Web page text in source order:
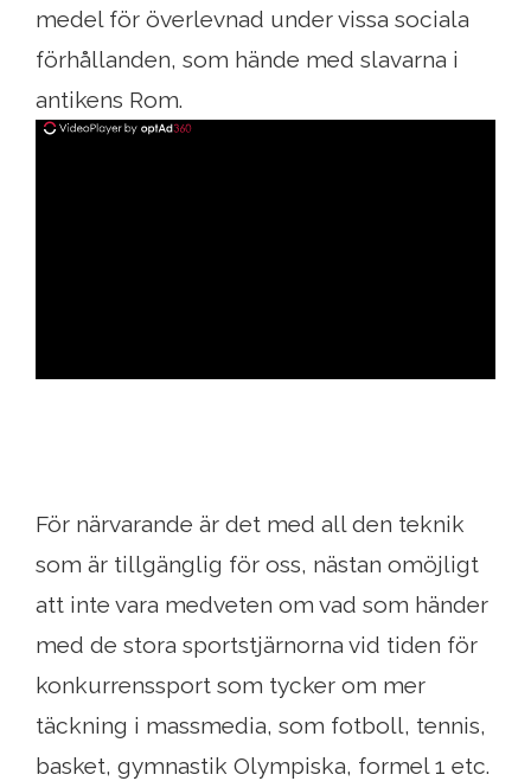
medel för överlevnad under vissa sociala
förhållanden, som hände med slavarna i
antikens Rom.
För närvarande är det med all den teknik
som är tillgänglig för oss, nästan omöjligt
att inte vara medveten om vad som händer
med de stora sportstjärnorna vid tiden för
konkurrenssport som tycker om mer
täckning i massmedia, som fotboll, tennis,
basket, gymnastik Olympiska, formel 1 etc.